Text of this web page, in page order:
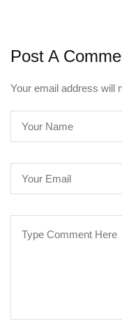
Post A
Your email address will